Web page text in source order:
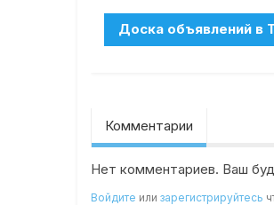
Комментарии
Нет комментариев. Ваш
Войдите илизарегистрируйтесь